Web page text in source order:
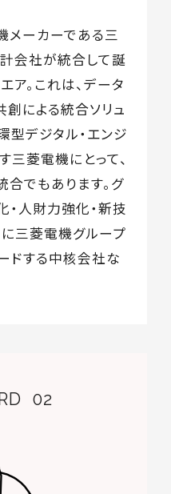
メーカーである三
会社が統合して誕
ア。これは、データ
による統合ソリュ
型デジタル・エンジ
三菱電機にとって、
でもあります。グ
人財力強化・新技
三菱電機グループ
ドする中核会社な
02